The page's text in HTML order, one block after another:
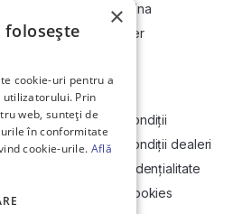
Vinde-ți mașina
Devino dealer
Compania
Termeni și condiții
Termeni și condiții dealeri
Politică confidențialitate
Politica de cookies
×
folosește
cookie-uri pentru a
Prin
web, sunteți de
în conformitate
cookie-urile. Află